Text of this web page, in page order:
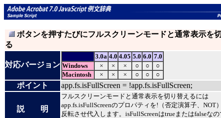
ボタンを押すたびにフルスクリーンモードと通常表示を
る
対応バージョン
3.0a 4.0 4.05 5.0 6.0 7.0
Windows
× × × ○ ○
○
Macintosh
× × × ○ ○ ○
ポイント app.fs.isFullScreen = !app.fs.isFullScreen;
説 明
フルスクリーンモードと通常表示を切り替えるには
app.fs.isFullScreenのプロパティを!（否定演算子、NOT
反転させ代入します。isFullScreenはtrueまたはfalseな